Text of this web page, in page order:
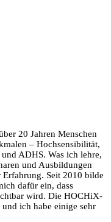
20 Jahren Menschen
– Hochsensibilität,
ADHS. Was ich lehre,
und Ausbildungen
Seit 2010 bilde
dafür ein, dass
wird. Die HOCHiX-
ich habe einige sehr